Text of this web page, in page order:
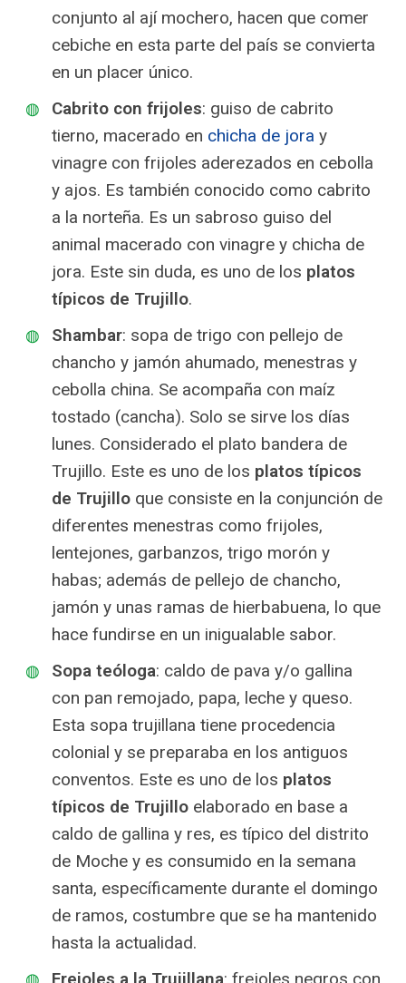
conjunto al ají mochero, hacen que comer
cebiche en esta parte del país se convierta
en un placer único.
Cabrito con frijoles: guiso de cabrito
tierno, macerado en chicha de jora y
vinagre con frijoles aderezados en cebolla
y ajos. Es también conocido como cabrito
a la norteña. Es un sabroso guiso del
animal macerado con vinagre y chicha de
jora. Este sin duda, es uno de los platos
típicos de Trujillo.
Shambar: sopa de trigo con pellejo de
chancho y jamón ahumado, menestras y
cebolla china. Se acompaña con maíz
tostado (cancha). Solo se sirve los días
lunes. Considerado el plato bandera de
Trujillo. Este es uno de los platos típicos
de Trujillo que consiste en la conjunción de
diferentes menestras como frijoles,
lentejones, garbanzos, trigo morón y
habas; además de pellejo de chancho,
jamón y unas ramas de hierbabuena, lo que
hace fundirse en un inigualable sabor.
Sopa teóloga: caldo de pava y/o gallina
con pan remojado, papa, leche y queso.
Esta sopa trujillana tiene procedencia
colonial y se preparaba en los antiguos
conventos. Este es uno de los platos
típicos de Trujillo elaborado en base a
caldo de gallina y res, es típico del distrito
de Moche y es consumido en la semana
santa, específicamente durante el domingo
de ramos, costumbre que se ha mantenido
hasta la actualidad.